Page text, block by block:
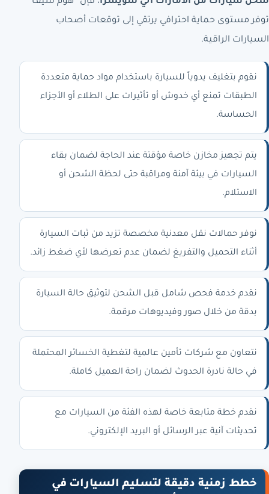
توفر مستوى حماية احترافي يرتقي إلى توقعات أصحاب
السيارات الراقية.
نقوم بتغليف يدوياً للسيارة باستخدام مواد حماية متعددة
الطبقات تمنع أي خدوش أو تأثيرات على الطلاء أو الأجزاء
الحساسة.
يتم تجهيز مخازن خاصة مؤقتة عند الحاجة لضمان بقاء
السيارات في بيئة آمنة ومراقبة حتى لحظة الشحن أو
الاستلام.
نوفر حمالات نقل معدنية مخصصة تزيد من ثبات السيارة
أثناء التحميل والتفريغ لضمان عدم تعرضها لأي ضغط زائد.
نقدم خدمة فحص شامل قبل الشحن لتوثيق حالة السيارة
بدقة من خلال صور وفيديوهات مرقمة.
نتعاون مع شركات تأمين عالمية لتغطية الخسائر المحتملة
في حالة نادرة الحدوث لضمان راحة العميل كاملة.
نقدم خطة متابعة خاصة لهذه الفئة من السيارات مع
تحديثات آنية عبر الرسائل أو البريد الإلكتروني.
خطط زمنية دقيقة لتسليم السيارات في